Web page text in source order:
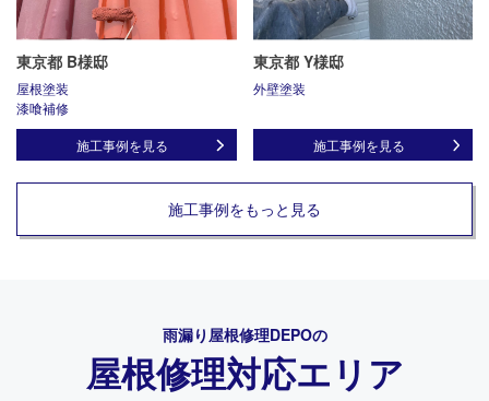
東京都 B様邸
屋根塗装
漆喰補修
施工事例を見る
東京都 Y様邸
外壁塗装
施工事例を見る
施工事例をもっと見る
雨漏り屋根修理DEPOの
屋根修理対応エリア